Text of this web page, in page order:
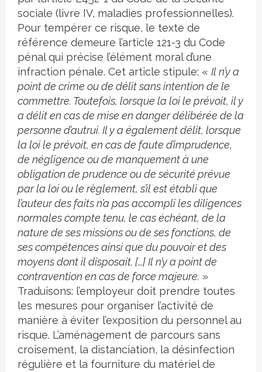
sociale (livre IV, maladies professionnelles).
Pour tempérer ce risque, le texte de
référence demeure l’article 121-3 du Code
pénal qui précise l’élément moral d’une
infraction pénale. Cet article stipule: « Il n’y a
point de crime ou de délit sans intention de le
commettre. Toutefois, lorsque la loi le prévoit, il y
a délit en cas de mise en danger délibérée de la
personne d’autrui. Il y a également délit, lorsque
la loi le prévoit, en cas de faute d’imprudence,
de négligence ou de manquement à une
obligation de prudence ou de sécurité prévue
par la loi ou le règlement, s’il est établi que
l’auteur des faits n’a pas accompli les diligences
normales compte tenu, le cas échéant, de la
nature de ses missions ou de ses fonctions, de
ses compétences ainsi que du pouvoir et des
moyens dont il disposait. […] Il n’y a point de
contravention en cas de force majeure. »
Traduisons: l’employeur doit prendre toutes
les mesures pour organiser l’activité de
manière à éviter l’exposition du personnel au
risque. L’aménagement de parcours sans
croisement, la distanciation, la désinfection
régulière et la fourniture du matériel de